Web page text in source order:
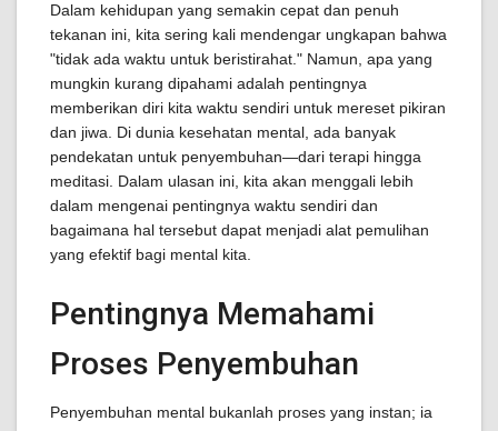
Dalam kehidupan yang semakin cepat dan penuh
tekanan ini, kita sering kali mendengar ungkapan bahwa
"tidak ada waktu untuk beristirahat." Namun, apa yang
mungkin kurang dipahami adalah pentingnya
memberikan diri kita waktu sendiri untuk mereset pikiran
dan jiwa. Di dunia kesehatan mental, ada banyak
pendekatan untuk penyembuhan—dari terapi hingga
meditasi. Dalam ulasan ini, kita akan menggali lebih
dalam mengenai pentingnya waktu sendiri dan
bagaimana hal tersebut dapat menjadi alat pemulihan
yang efektif bagi mental kita.
Pentingnya Memahami
Proses Penyembuhan
Penyembuhan mental bukanlah proses yang instan; ia